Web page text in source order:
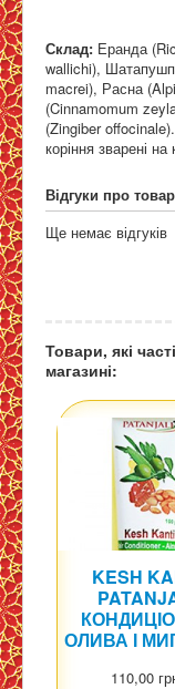
Склад: Еранда
wallichi),
macrei), Расна
(Cinnamomum
(Zingiber
коріння зварені
Відгуки про
Ще немає відгуків
Товари, які
магазині:
KESH
ОЛИВА І
110,00